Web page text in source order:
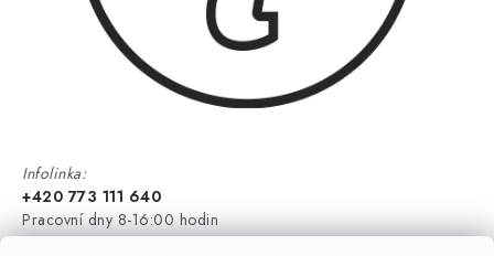
Infolinka:
+420 773 111 640
Pracovní dny 8-16:00 hodin